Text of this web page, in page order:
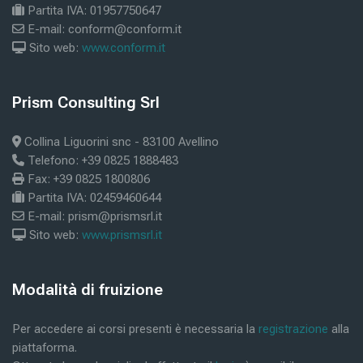
Partita IVA: 01957750647
E-mail: conform@conform.it
Sito web: www.conform.it
Μπλοκ
Παράλειψη Prism Consulting Srl
Prism Consulting Srl
Collina Liguorini snc - 83100 Avellino
Telefono: +39 0825 1888483
Fax: +39 0825 1800806
Partita IVA: 02459460644
E-mail: prism@prismsrl.it
Sito web: www.prismsrl.it
Μπλοκ
Παράλειψη Modalità di fruizione
Modalità di fruizione
Per accedere ai corsi presenti è necessaria la registrazione alla
piattaforma.